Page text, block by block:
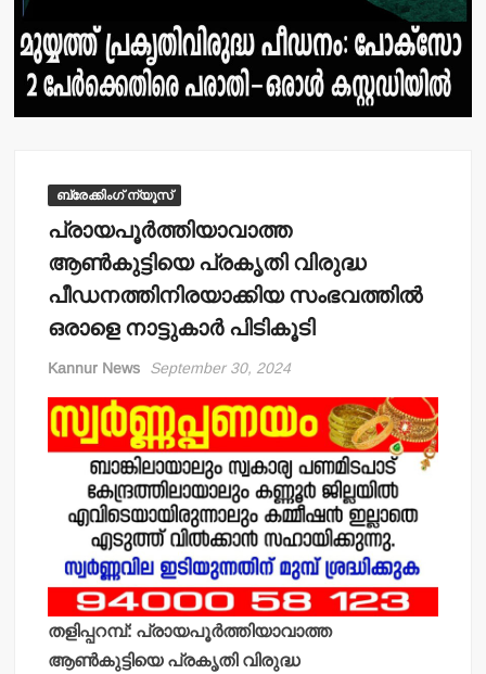
ബ്രേക്കിംഗ് ന്യൂസ്
പ്രായപൂർത്തിയാവാത്ത
ആൺകുട്ടിയെ പ്രകൃതി വിരുദ്ധ
പീഡനത്തിനിരയാക്കിയ സംഭവത്തിൽ
ഒരാളെ നാട്ടുകാർ പിടികൂടി
Kannur News September 30, 2024
തളിപ്പറമ്പ്: പ്രായപൂർത്തിയാവാത്ത
ആൺകുട്ടിയെ പ്രകൃതി വിരുദ്ധ